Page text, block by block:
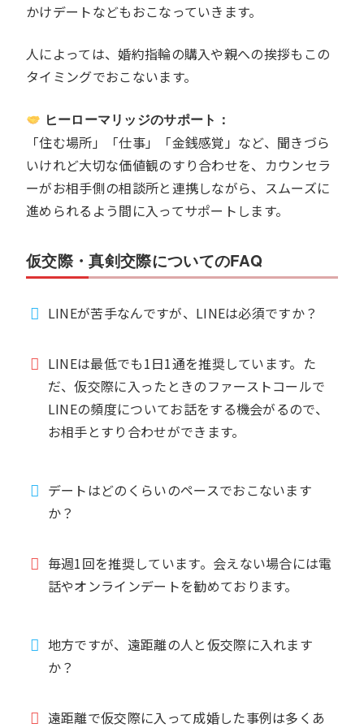
かけデートなどもおこなっていきます。
人によっては、婚約指輪の購入や親への挨拶もこの
タイミングでおこないます。
ヒーローマリッジのサポート：
「住む場所」「仕事」「金銭感覚」など、聞きづら
いけれど大切な価値観のすり合わせを、カウンセラ
ーがお相手側の相談所と連携しながら、スムーズに
進められるよう間に入ってサポートします。
仮交際・真剣交際についてのFAQ
LINEが苦手なんですが、LINEは必須ですか？
LINEは最低でも1日1通を推奨しています。た
だ、仮交際に入ったときのファーストコールで
LINEの頻度についてお話をする機会がるので、
お相手とすり合わせができます。
デートはどのくらいのペースでおこないます
か？
毎週1回を推奨しています。会えない場合には電
話やオンラインデートを勧めております。
地方ですが、遠距離の人と仮交際に入れます
か？
遠距離で仮交際に入って成婚した事例は多くあ